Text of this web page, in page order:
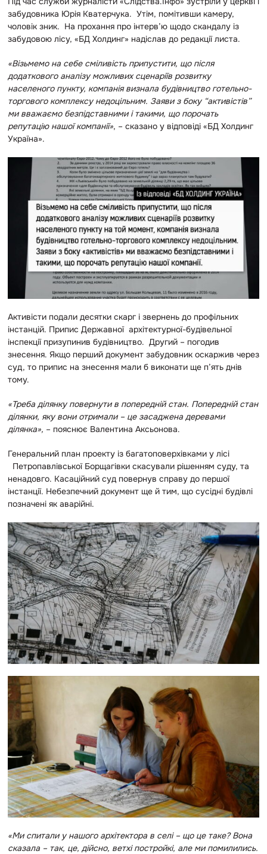
забудовника Юрія Кватерчука. Утім, помітивши камеру,
чоловік зник. На прохання про інтерв’ю щодо скандалу із
забудовою лісу, «БД Холдинг» надіслав до редакції листа.
«Візьмемо на себе сміливість припустити, що після
додаткового аналізу можливих сценаріїв розвитку
населеного пункту, компанія визнала будівництво готельно-
торгового комплексу недоцільним. Заяви з боку “активістів”
ми вважаємо безпідставними і такими, що порочать
репутацію нашої компанії», – сказано у відповіді «БД Холдинг
Україна».
Активісти подали десятки скарг і звернень до профільних
інстанцій. Припис Державної архітектурної-будівельної
інспекції призупинив будівництво. Другий – погодив
знесення. Якщо перший документ забудовник оскаржив через
суд, то припис на знесення мали б виконати ще п’ять днів
тому.
«Треба ділянку повернути в попередній стан. Попередній стан
ділянки, яку вони отримали – це засаджена деревами
ділянка», – пояснює Валентина Аксьонова.
Генеральний план проекту із багатоповерхівками у лісі
Петропавлівської Борщагівки скасували рішенням суду, та
ненадовго. Касаційний суд повернув справу до першої
інстанції. Небезпечний документ ще й тим, що сусідні будівлі
позначені як аварійні.
«Ми спитали у нашого архітектора в селі – що це таке? Вона
сказала – так, це, дійсно, ветхі постройкі, але ми помилились.